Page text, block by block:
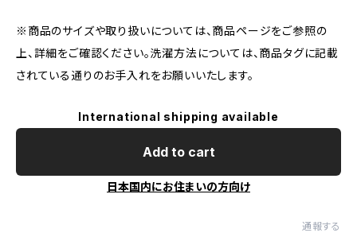
※商品のサイズや取り扱いについては、商品ページをご参照の
上、詳細をご確認ください。洗濯方法については、商品タグに記載
されている通りのお手入れをお願いいたします。
International shipping available
Add to cart
日本国内にお住まいの方向け
通報する